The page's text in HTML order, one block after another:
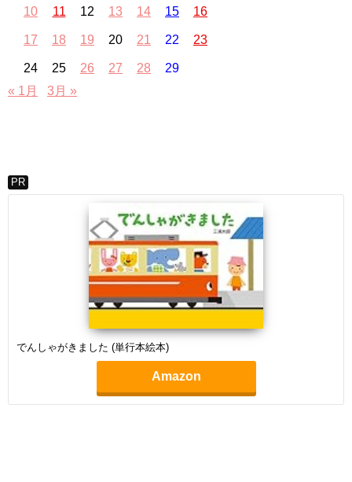
10 11 12 13 14 15 16
17 18 19 20 21 22 23
24 25 26 27 28
29
« 1月
3月 »
PR
でんしゃがきました (単行本絵本)
Amazon